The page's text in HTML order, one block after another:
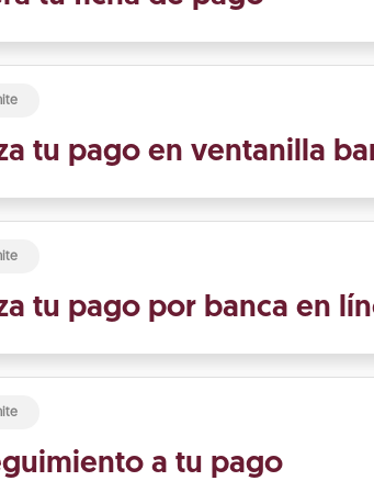
tu pago en ventanilla
tu pago por banca en
a tu pago